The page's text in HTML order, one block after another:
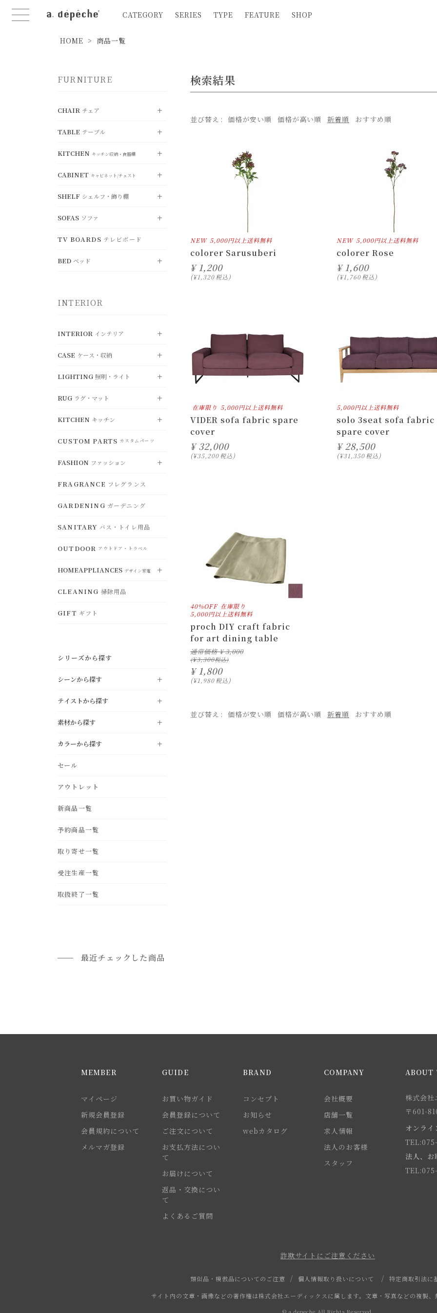
CATEGORY SERIES TYPE FEATURE SHOP
HOME 商品一覧
FURNITURE
CHAIR チェア
VIEW ALL すべて見る
DINING CHAIR ダイニングチェア
STOOL スツール
COUNTER CHAIR カウンターチェア
FOLDING CHAIR 折り畳みチェア
BENCH ベンチ
OFFICE CHAIR
CHAIR OTTOMAN
TABLE テーブル
VIEW ALL すべて見る
DINING TABLE ダイニングテーブル
LIVING TABLE リビングテーブル
SIDE TABLE
DESK デスク
FOLDING TABLE 折り畳みテーブル
KITCHEN キッチン収納・食器棚
VIEW ALL すべて見る
KITCHEN BOARD キッチンボード
COUNTER BOARD
カウンターボー
CABINET キャビネット/チェスト
VIEW ALL すべて見る
CABINET キャビネット
CHEST チェスト
WARDROBE
SHELF シェルフ・飾り棚
VIEW ALL
SHELF シェルフ
BOXSHELF
UMBRELLASTAND
SOFAS ソファ
VIEW ALL すべて見る
SINGLE SOFA
TRIPLE SOFA
TV BOARDS テレビボード
BED ベッド
SINGLE BED
INTERIOR
INTERIOR インテリア
VIEW ALL すべて見る
CUSHION クッション・カバー
MIRROR ミラー
OBJET ディスプレイ・オブジェ
CLOCK 時計
CHRISTMAS クリスマスグッズ
OTHER その他
CASE ケース・収納
VIEW ALL すべて見る
STORAGE 収納ボックス
BASKET バスケット
DUST BOX ゴミ箱
STORAGE アクセサリー収納
CONTAINERS 小物入れ・トレー
HANGER ハンガー
LIGHTING 照明・ライト
VIEW ALL すべて見る
PENDANT LIGHT
ペンダントライ
RUG ラグ・マット
VIEW ALL すべて見る
RUG ラグ
MAT 玄関マット
CHAIR PAD チェアパッド
KITCHEN キッチン
VIEW ALL すべて見る
TABLEWARE 食器
KITCHENWARE 鍋・調理器具
KITCHENCONTAINER ランチボッ
CUSTOM PARTS カスタムパーツ
FASHION ファッション
VIEW ALL すべて見る
ACCESSORY アクセサリー
HAT ハット
BAG バッグ
GOODS ファッション小物
STORAGE ジュエリーボックス・収納
WEAR ウェア
FRAGRANCE フレグランス
GARDENING ガーデニング
SANITARY バス・トイレ用品
OUTDOOR アウトドア・トラベル
HOMEAPPLIANCES デザイン家電
VIEW ALL すべて見る
ELECTRICFAN
HUMIDIFIER 加湿器
CLEANING 掃除用品
GIFT ギフト
シリーズから探す
シーンから探す
LIVING リビング
DINING ダイニング
KITCHEN キッチン
STUDY
BEDROOM
ENTRANCE
BATHROOM
GARDEN エクステリア・庭
テイストから探す
NATURAL
MODERN モダン
INDUSTRIAL
VINTAGE ヴィンテージ
COUNTRY
NORDIC STYLE
MOROCCAN
OUTDOOR
素材から探す
teak
iron
leather
カラーから探す
black
dark brown
blue
orange
gold
セール
アウトレット
新商品一覧
予約商品一覧
取り寄せ一覧
受注生産一覧
取扱終了一覧
検索結果
並び替え 価格が安い順 価格が高い順 新着順 おすすめ順
NEW 5,000円以上送料無料
colorer Sarusuberi
¥ 1,200
¥1,320税込
NEW 5,000円以上送料無料
colorer Rose
¥ 1,600
¥1,760税込
在庫限り 5,000円以上送料無料
VIDER sofa fabric spare
cover
¥ 32,000
¥35,200税込
5,000円以上送料無料
solo 3seat sofa fabric
spare cover
¥ 28,500
¥31,350税込
40%OFF 在庫限り
5,000円以上送料無料
proch DIY craft fabric
for art dining table
通常価格 ¥ 3,000
¥3,300
¥ 1,800
¥1,980税込
並び替え 価格が安い順 価格が高い順 新着順 おすすめ順
最近チェックした商品
MEMBER
マイページ
新規会員登録
会員規約について
メルマガ登録
GUIDE
お買い物ガイド
会員登録について
ご注文について
お支払方法につい
て
お届けについて
返品・交換につい
て
よくあるご質問
BRAND
コンセプト
お知らせ
webカタログ
COMPANY
会社概要
店舗一覧
求人情報
法人のお客様
スタッフ
ABOUT
株式会
〒601-
オンライ
法人、お
詐欺サイトにご注意ください
類似品・模倣品についてのご注意 個人情報取り扱いについて 特定商取引法に
サイト内の文章・画像などの著作権は株式会社エーディックスに属します。文章・写真などの複製、
© a.depeche All Rights Reserved.